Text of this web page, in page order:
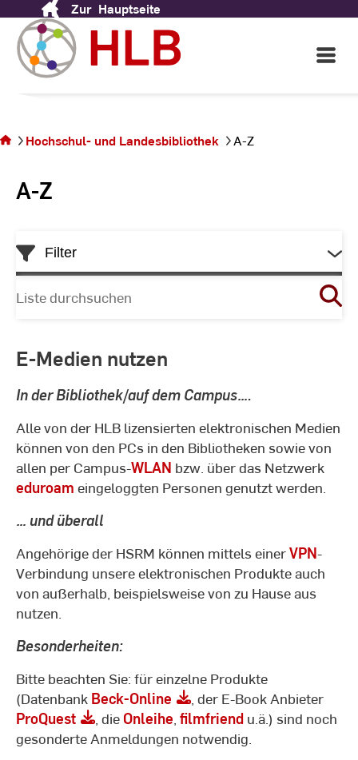
Content
Zur Hauptseite
Open
Main
sich auf
der
Hochschul- und Landesbibliothek A-Z
A-Z
Skip
to
List
Filter
Liste
E-Medien nutzen
In der Bibliothek/auf dem Campus….
Alle von der HLB lizensierten elektronischen Medien
können von den PCs in den Bibliotheken sowie von
allen per Campus-WLAN bzw. über das Netzwerk
eduroam eingeloggten Personen genutzt werden.
… und überall
Angehörige der HSRM können mittels einerVPN-
Verbindung unsere elektronischen Produkte auch
von außerhalb, beispielsweise von zu Hause aus
nutzen.
Besonderheiten:
Bitte beachten Sie: für einzelne Produkte
(Datenbank Beck-Online
, der E-Book Anbieter
ProQuest
, die Onleihe filmfriend u.ä.) sind noch
gesonderte Anmeldungen notwendig.